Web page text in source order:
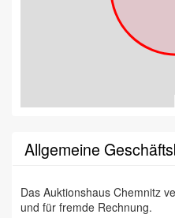
Allgemeine
Das Auktionshaus Chemnitz
und für fremde Rechnung.